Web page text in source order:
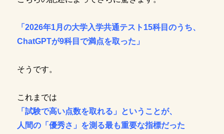
「2026年1月の大学入学共通テスト15科目のうち、
ChatGPTが9科目で満点を取った」
そうです。
これまでは
「試験で高い点数を取れる」ということが、
人間の「優秀さ」を測る最も重要な指標だった